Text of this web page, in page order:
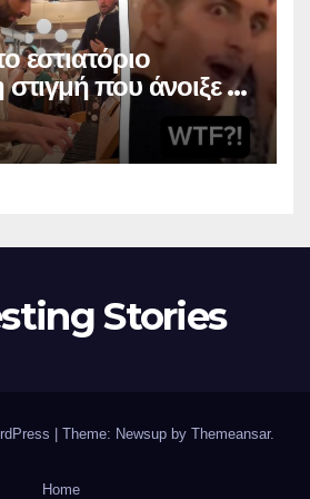
εστιατόριο
που άνοιξε το
Stories
| Theme: Newsup by Themeansar.
Home